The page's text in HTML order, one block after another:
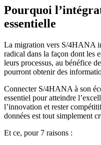
Pourquoi
essentielle
La migration vers S/4HANA
radical dans la façon dont les
leurs processus, au bénéfice
pourront obtenir des
Connecter S/4HANA à son
essentiel pour atteindre
l’innovation et rester
données est tout simplement
Et ce, pour 7 raisons :